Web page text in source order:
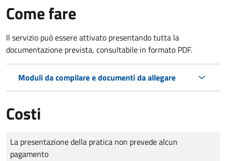
Come fare
Il servizio può essere attivato presentando tutta la
documentazione prevista, consultabile in formato PDF.
Moduli da compilare e documenti da allegare
Costi
Tipo di pagamento
Importo
La presentazione della pratica non prevede alcun
pagamento